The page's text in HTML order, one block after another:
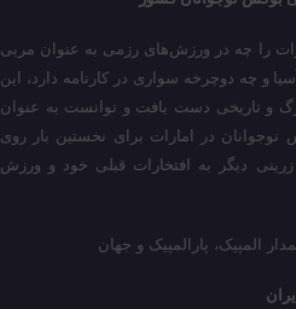
را چه در ورزش‌های رزمی به عنوان مربی
و چه دوچرخه سواری در کارنامه دارد، این
و تاریخی دست یافت و توانست به عنوان
در امارات برای نخستین بار روی
دیگر به افتخارات قبلی خود و ورزش